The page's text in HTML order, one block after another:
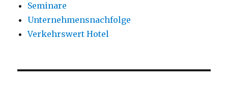
Seminare
Unternehmensnachfolge
Verkehrswert Hotel